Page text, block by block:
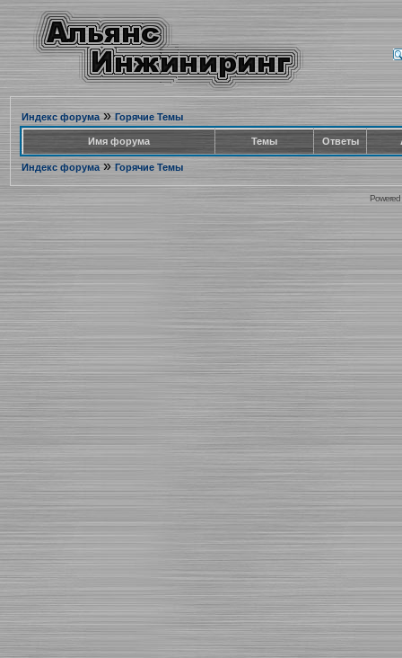
Индекс форума» Горячие Темы
Имя форума Темы Ответы
Индекс форума» Горячие Темы